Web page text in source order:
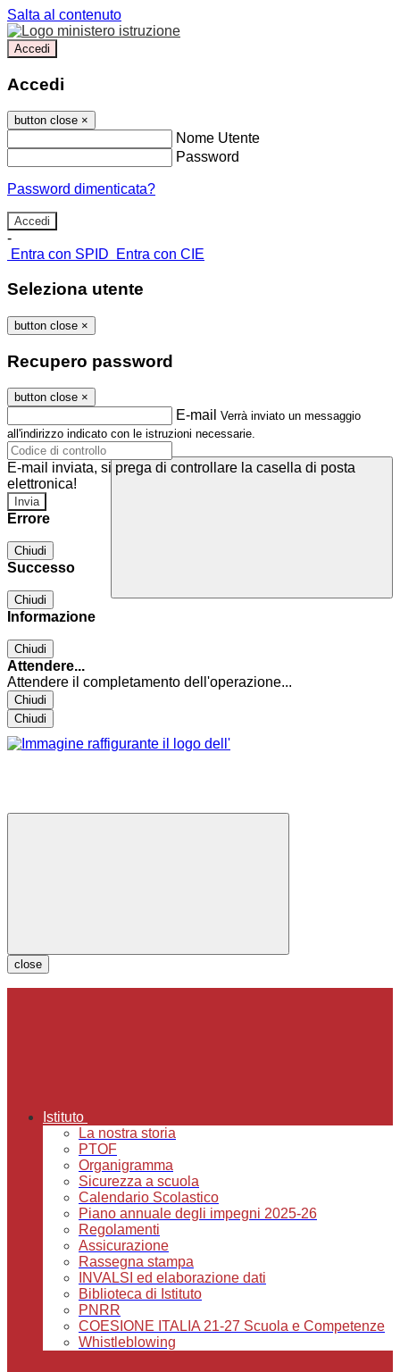
Salta al contenuto
Accedi
Accedi
button close ×
Nome Utente
Password
Password dimenticata?
-
Entra con SPID
Entra con CIE
Seleziona utente
button close ×
Recupero password
button close ×
E-mail Verrà inviato un messaggio
all'indirizzo indicato con le istruzioni necessarie.
E-mail inviata, si prega di controllare la casella di posta
elettronica!
Errore
Chiudi
Successo
Chiudi
Informazione
Chiudi
Attendere...
Attendere il completamento dell'operazione...
Chiudi
Chiudi
close
Istituto
La nostra storia
PTOF
Organigramma
Sicurezza a scuola
Calendario Scolastico
Piano annuale degli impegni 2025-26
Regolamenti
Assicurazione
Rassegna stampa
INVALSI ed elaborazione dati
Biblioteca di Istituto
PNRR
COESIONE ITALIA 21-27 Scuola e Competenze
Whistleblowing